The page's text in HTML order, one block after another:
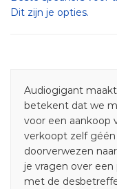
Dit zijn je opties.
Audiogigant
betekent dat we
voor een aankoop
verkoopt zelf
doorverwezen
je vragen over
met de